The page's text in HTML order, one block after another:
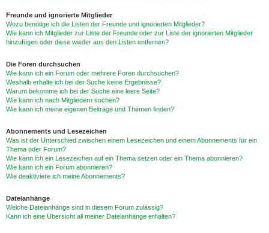
Freunde und ignorierte Mitglieder
Wozu benötige ich die Listen der Freunde und ignorierten Mitglieder?
Wie kann ich Mitglieder zur Liste der Freunde oder zur Liste der ignorierten Mitglieder
hinzufügen oder diese wieder aus den Listen entfernen?
Die Foren durchsuchen
Wie kann ich ein Forum oder mehrere Foren durchsuchen?
Weshalb erhalte ich bei der Suche keine Ergebnisse?
Warum bekomme ich bei der Suche eine leere Seite?
Wie kann ich nach Mitgliedern suchen?
Wie kann ich meine eigenen Beiträge und Themen finden?
Abonnements und Lesezeichen
Was ist der Unterschied zwischen einem Lesezeichen und einem Abonnements für ein
Thema oder Forum?
Wie kann ich ein Lesezeichen auf ein Thema setzen oder ein Thema abonnieren?
Wie kann ich ein Forum abonnieren?
Wie deaktiviere ich meine Abonnements?
Dateianhänge
Welche Dateianhänge sind in diesem Forum zulässig?
Kann ich eine Übersicht all meiner Dateianhänge erhalten?